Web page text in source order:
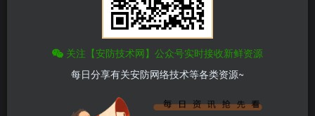
关注【安防技术网】公众号实时接收新鲜资源
每日分享有关安防网络技术等各类资源~